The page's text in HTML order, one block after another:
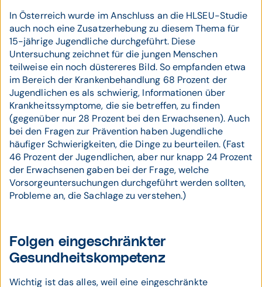
In Österreich wurde im Anschluss an die HLSEU-Studie
auch noch eine Zusatzerhebung zu diesem Thema für
15-jährige Jugendliche durchgeführt. Diese
Untersuchung zeichnet für die jungen Menschen
teilweise ein noch düstereres Bild. So empfanden etwa
im Bereich der Krankenbehandlung 68 Prozent der
Jugendlichen es als schwierig, Informationen über
Krankheitssymptome, die sie betreffen, zu finden
(gegenüber nur 28 Prozent bei den Erwachsenen). Auch
bei den Fragen zur Prävention haben Jugendliche
häufiger Schwierigkeiten, die Dinge zu beurteilen. (Fast
46 Prozent der Jugendlichen, aber nur knapp 24 Prozent
der Erwachsenen gaben bei der Frage, welche
Vorsorgeuntersuchungen durchgeführt werden sollten,
Probleme an, die Sachlage zu verstehen.)
Folgen eingeschränkter
Gesundheitskompetenz
Wichtig ist das alles, weil eine eingeschränkte